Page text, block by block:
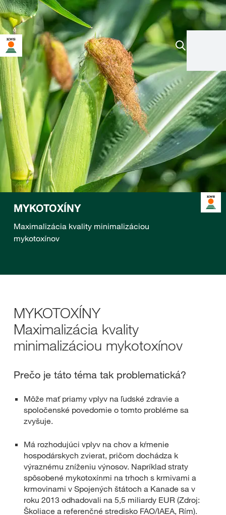
MYKOTOXÍNY
Maximalizácia kvality minimalizáciou
mykotoxínov
MYKOTOXÍNY
Maximalizácia kvality
minimalizáciou mykotoxínov
Prečo je táto téma tak problematická?
Môže mať priamy vplyv na ľudské zdravie a
spoločenské povedomie o tomto probléme sa
zvyšuje.
Má rozhodujúci vplyv na chov a kŕmenie
hospodárskych zvierat, pričom dochádza k
výraznému zníženiu výnosov. Napríklad straty
spôsobené mykotoxínmi na trhoch s krmivami a
krmovinami v Spojených štátoch a Kanade sa v
roku 2013 odhadovali na 5,5 miliardy EUR (Zdroj:
Školiace a referenčné stredisko FAO/IAEA, Rím).